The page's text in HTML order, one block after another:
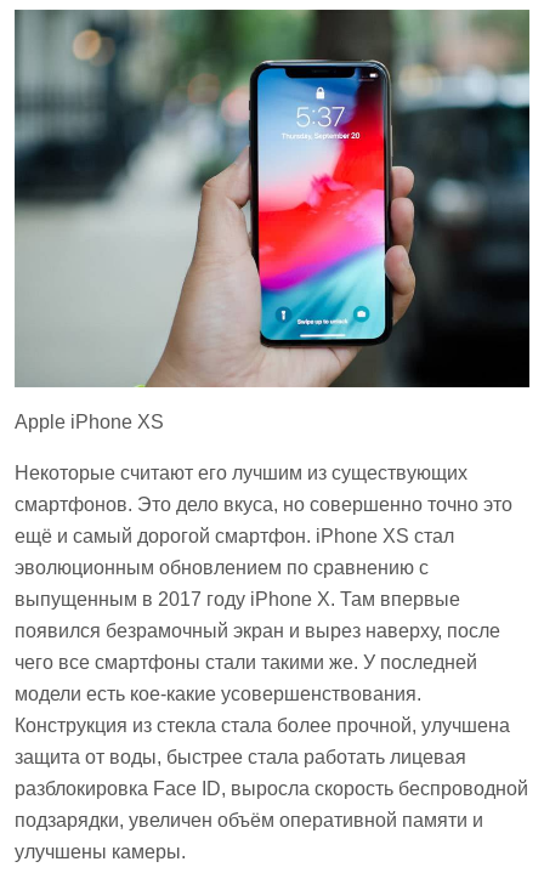
Apple iPhone XS
Некоторые считают его лучшим из существующих
смартфонов. Это дело вкуса, но совершенно точно это
ещё и самый дорогой смартфон. iPhone XS стал
эволюционным обновлением по сравнению с
выпущенным в 2017 году iPhone X. Там впервые
появился безрамочный экран и вырез наверху, после
чего все смартфоны стали такими же. У последней
модели есть кое-какие усовершенствования.
Конструкция из стекла стала более прочной, улучшена
защита от воды, быстрее стала работать лицевая
разблокировка Face ID, выросла скорость беспроводной
подзарядки, увеличен объём оперативной памяти и
улучшены камеры.